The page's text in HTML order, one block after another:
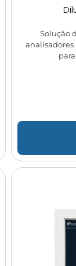
Solução
analisadores